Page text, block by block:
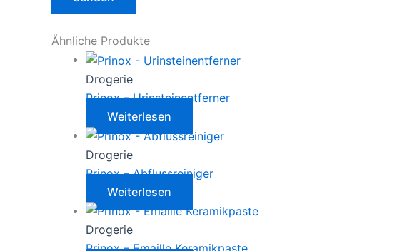
Ähnliche Produkte
Drogerie
Prinox – Urinsteinentferner
Weiterlesen
Drogerie
Prinox – Abflussreiniger
Weiterlesen
Drogerie